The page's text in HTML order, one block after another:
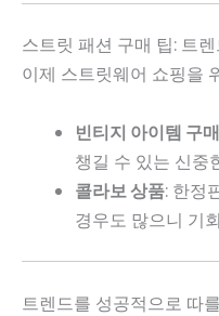
스트릿 패션 구매 팁: 트
이제 스트릿웨어 쇼핑을
빈티지 아이템 구매
챙길 수 있는 신중
콜라보 상품: 한정
경우도 많으니 기
트렌드를 성공적으로 따